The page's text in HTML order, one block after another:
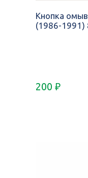
Кнопка
(1986-1991)
200 ₽